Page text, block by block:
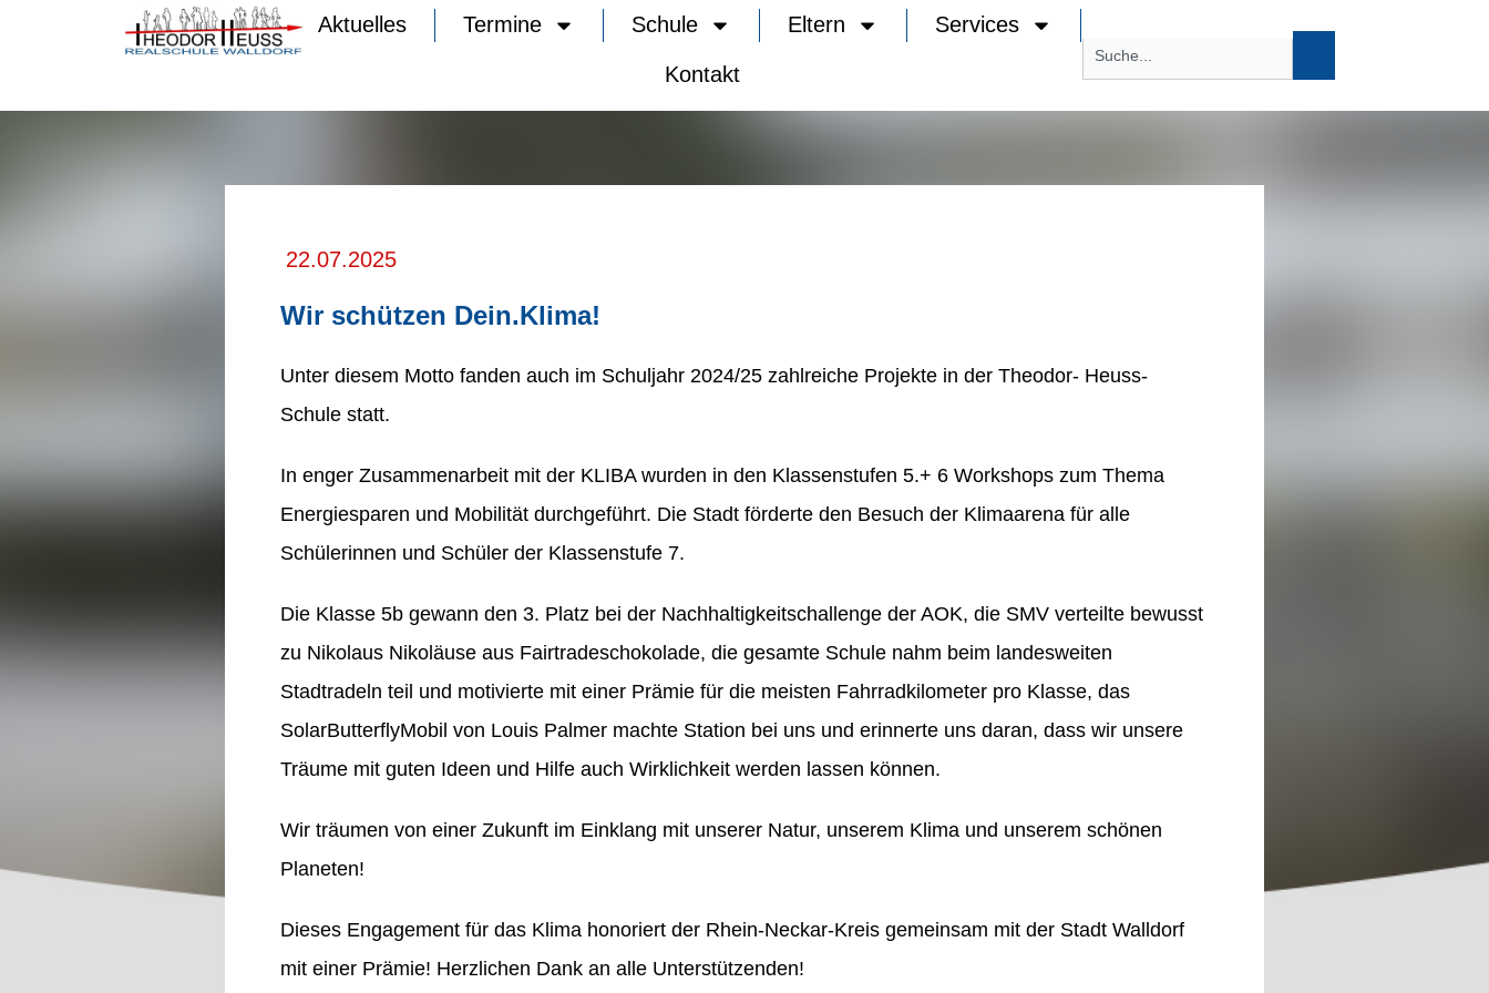
Aktuelles Termine Schule Eltern Services
Kontakt
22.07.2025
Wir schützen Dein.Klima!
Unter diesem Motto fanden auch im Schuljahr 2024/25 zahlreiche Projekte in der Theodor- Heuss-
Schule statt.
In enger Zusammenarbeit mit der KLIBA wurden in den Klassenstufen 5.+ 6 Workshops zum Thema
Energiesparen und Mobilität durchgeführt. Die Stadt förderte den Besuch der Klimaarena für alle
Schülerinnen und Schüler der Klassenstufe 7.
Die Klasse 5b gewann den 3. Platz bei der Nachhaltigkeitschallenge der AOK, die SMV verteilte bewusst
zu Nikolaus Nikoläuse aus Fairtradeschokolade, die gesamte Schule nahm beim landesweiten
Stadtradeln teil und motivierte mit einer Prämie für die meisten Fahrradkilometer pro Klasse, das
SolarButterflyMobil von Louis Palmer machte Station bei uns und erinnerte uns daran, dass wir unsere
Träume mit guten Ideen und Hilfe auch Wirklichkeit werden lassen können.
Wir träumen von einer Zukunft im Einklang mit unserer Natur, unserem Klima und unserem schönen
Planeten!
Dieses Engagement für das Klima honoriert der Rhein-Neckar-Kreis gemeinsam mit der Stadt Walldorf
mit einer Prämie! Herzlichen Dank an alle Unterstützenden!